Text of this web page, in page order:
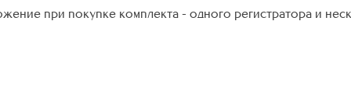
при покупке комплекта - одного регистратора и